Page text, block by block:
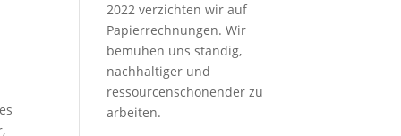
2022 verzichten wir auf
Papierrechnungen. Wir
bemühen uns ständig,
nachhaltiger und
ressourcenschonender zu
arbeiten.